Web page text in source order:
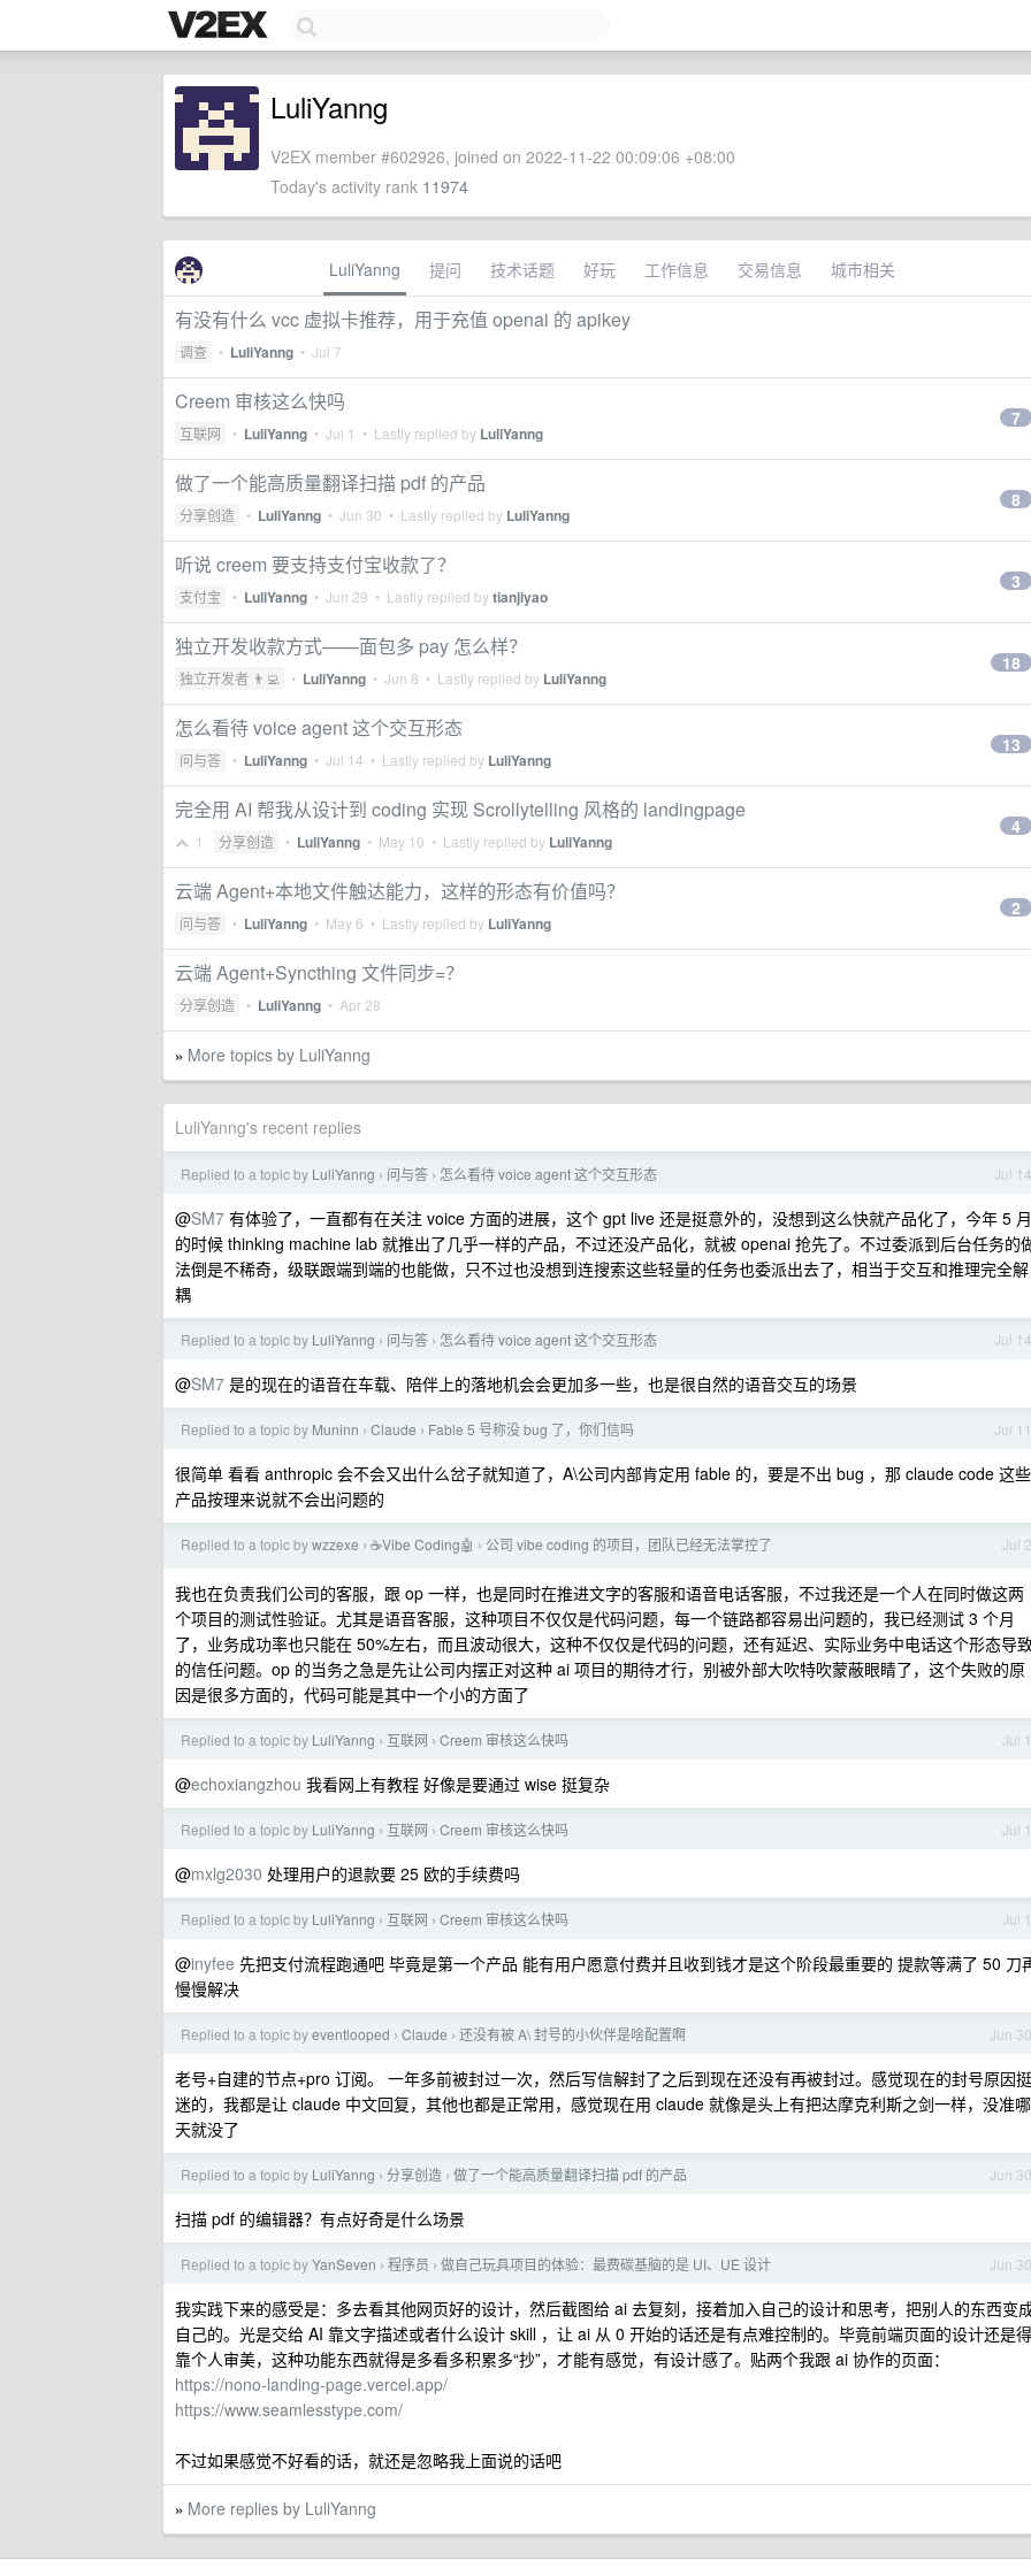
LuliYanng
V2EX member #602926, joined on 2022-11-22 00:09:06 +08:00
Today's activity rank 11974
LuliYanng 提问 技术话题 好玩 工作信息 交易信息 城市相关
有没有什么 vcc 虚拟卡推荐，用于充值 openai 的 apikey
调查 • LuliYanng • Jul 7
Creem 审核这么快吗
互联网 • LuliYanng • Jul 1 • Lastly replied by LuliYanng
7
做了一个能高质量翻译扫描 pdf 的产品
分享创造 • LuliYanng • Jun 30 • Lastly replied by LuliYanng
8
听说 creem 要支持支付宝收款了？
支付宝 • LuliYanng • Jun 29 • Lastly replied bytianjiyao
3
独立开发收款方式——面包多 pay 怎么样？
独立开发者 👨‍💻 • LuliYanng • Jun 8 • Lastly replied by LuliYanng
18
怎么看待 voice agent 这个交互形态
问与答 • LuliYanng • Jul 14 • Lastly replied by LuliYanng
13
完全用 AI 帮我从设计到 coding 实现 Scrollytelling 风格的 landingpage
1 分享创造 • LuliYanng • May 10 • Lastly replied by LuliYanng
4
云端 Agent+本地文件触达能力，这样的形态有价值吗？
问与答 • LuliYanng • May 6 • Lastly replied by LuliYanng
2
云端 Agent+Syncthing 文件同步=？
分享创造 • LuliYanng • Apr 28
» More topics by LuliYanng
LuliYanng's recent replies
Jul 14
Replied to a topic by LuliYanng › 问与答 › 怎么看待 voice agent 这个交互形态
@SM7 有体验了，一直都有在关注 voice 方面的进展，这个 gpt live 还是挺意外的，没想到这么快就产品化了，今年 5 月
的时候 thinking machine lab 就推出了几乎一样的产品，不过还没产品化，就被 openai 抢先了。不过委派到后台任务的
法倒是不稀奇，级联跟端到端的也能做，只不过也没想到连搜索这些轻量的任务也委派出去了，相当于交互和推理完全解
耦
Jul 14
Replied to a topic by LuliYanng › 问与答 › 怎么看待 voice agent 这个交互形态
@SM7 是的现在的语音在车载、陪伴上的落地机会会更加多一些，也是很自然的语音交互的场景
Jul 11
Replied to a topic by Muninn › Claude › Fable 5 号称没 bug 了，你们信吗
很简单 看看 anthropic 会不会又出什么岔子就知道了，A\公司内部肯定用 fable 的，要是不出 bug ，那 claude code 这些
产品按理来说就不会出问题的
Jul 2
Replied to a topic bywzzexe › ☕Vibe Coding🤖 › 公司 vibe coding 的项目，团队已经无法掌控了
我也在负责我们公司的客服，跟 op 一样，也是同时在推进文字的客服和语音电话客服，不过我还是一个人在同时做这两
个项目的测试性验证。尤其是语音客服，这种项目不仅仅是代码问题，每一个链路都容易出问题的，我已经测试 3 个月
了，业务成功率也只能在 50%左右，而且波动很大，这种不仅仅是代码的问题，还有延迟、实际业务中电话这个形态导
的信任问题。op 的当务之急是先让公司内摆正对这种 ai 项目的期待才行，别被外部大吹特吹蒙蔽眼睛了，这个失败的原
因是很多方面的，代码可能是其中一个小的方面了
Jul 1
Replied to a topic by LuliYanng › 互联网 › Creem 审核这么快吗
@echoxiangzhou 我看网上有教程 好像是要通过 wise 挺复杂
Jul 1
Replied to a topic by LuliYanng › 互联网 › Creem 审核这么快吗
@mxlg2030 处理用户的退款要 25 欧的手续费吗
Jul 1
Replied to a topic by LuliYanng › 互联网 › Creem 审核这么快吗
@inyfee 先把支付流程跑通吧 毕竟是第一个产品 能有用户愿意付费并且收到钱才是这个阶段最重要的 提款等满了 50 刀
慢慢解决
Jun 30
Replied to a topic byeventlooped › Claude › 还没有被 A\ 封号的小伙伴是啥配置啊
老号+自建的节点+pro 订阅。 一年多前被封过一次，然后写信解封了之后到现在还没有再被封过。感觉现在的封号原因挺
迷的，我都是让 claude 中文回复，其他也都是正常用，感觉现在用 claude 就像是头上有把达摩克利斯之剑一样，没准哪
天就没了
Jun 30
Replied to a topic by LuliYanng › 分享创造 › 做了一个能高质量翻译扫描 pdf 的产品
扫描 pdf 的编辑器？有点好奇是什么场景
Jun 30
Replied to a topic byYanSeven › 程序员 › 做自己玩具项目的体验：最费碳基脑的是 UI、UE 设计
我实践下来的感受是：多去看其他网页好的设计，然后截图给 ai 去复刻，接着加入自己的设计和思考，把别人的东西变
自己的。光是交给 AI 靠文字描述或者什么设计 skill ，让 ai 从 0 开始的话还是有点难控制的。毕竟前端页面的设计还是得
靠个人审美，这种功能东西就得是多看多积累多“抄”，才能有感觉，有设计感了。贴两个我跟 ai 协作的页面：
https://nono-landing-page.vercel.app/
https://www.seamlesstype.com/
不过如果感觉不好看的话，就还是忽略我上面说的话吧
» More replies by LuliYanng